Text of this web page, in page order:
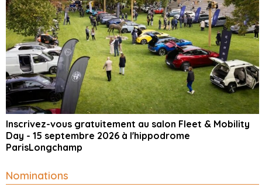
Inscrivez-vous gratuitement au salon Fleet & Mobility
Day - 15 septembre 2026 à l'hippodrome
ParisLongchamp
Nominations